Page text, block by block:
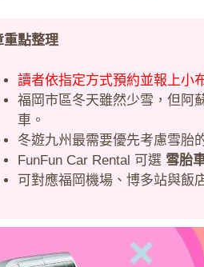
重點整理
讀者依指定方式預約並報上小
福岡市區冬天雖然少雪，但阿
車。
冬遊九州最需要優先考慮雪胎
FunFun Car Rental 可選 雪胎
可對應福岡機場、博多站與飯